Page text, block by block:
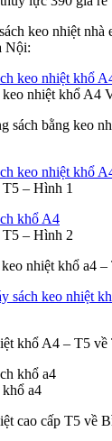
keo nhiệt nhà
Nội:
keo nhiệt khổ A4
sách bằng keo
– Hình 1
T5 – Hình 2
nhiệt khổ a4
khổ A4 – T5
a4
cao cấp T5 về